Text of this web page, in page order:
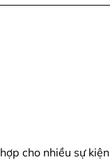
cho nhiều sự kiện